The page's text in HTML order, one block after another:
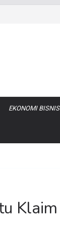
EKONOMI BISNIS
Klaim